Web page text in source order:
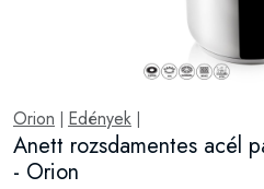
Orion | Edények |
Anett rozsdamentes acél
- Orion